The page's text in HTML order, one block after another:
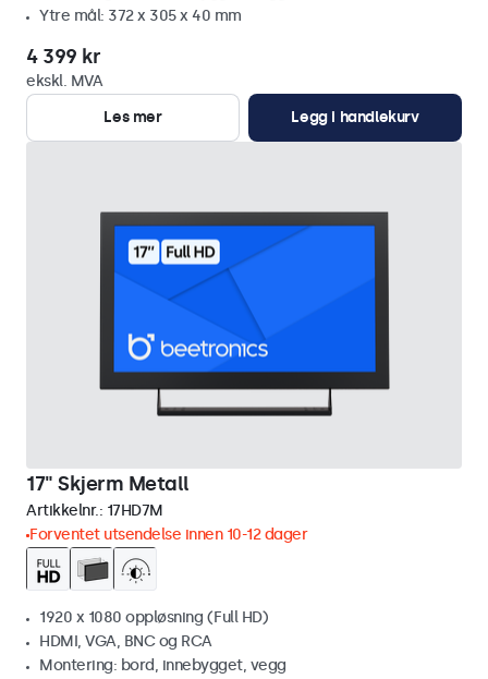
Ytre mål: 372 x 305 x 40 mm
4 399 kr
ekskl. MVA
Les mer
Legg i handlekurv
17" Skjerm Metall
Artikkelnr.: 17HD7M
Forventet utsendelse innen 10-12 dager
1920 x 1080 oppløsning (Full HD)
HDMI, VGA, BNC og RCA
Montering: bord, innebygget, vegg